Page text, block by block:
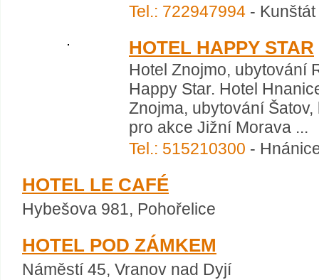
Tel.: 722947994 -
HOTEL HAPPY STAR
Hotel Znojmo, ubytování
Happy Star. Hotel
Znojma, ubytování
pro akce Jižní Morava ...
Tel.: 515210300 -
HOTEL LE CAFÉ
Hybešova 981, Pohořelice
HOTEL POD ZÁMKEM
Náměstí 45, Vranov nad Dyjí